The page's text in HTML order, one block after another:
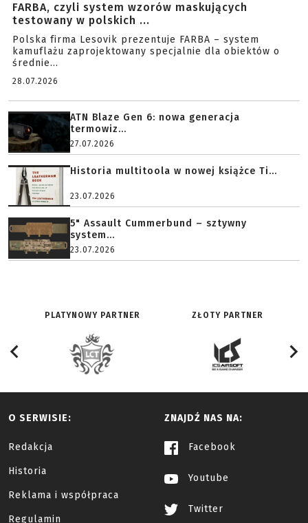
FARBA, czyli system wzorów maskujących
testowany w polskich ...
Polska firma Lesovik prezentuje FARBA – system
kamuflażu zaprojektowany specjalnie dla obiektów o
średnie...
28.07.2026
ATN Blaze Gen 6: nowa generacja
termowiz...
27.07.2026
Historia multitoola w nowej książce Ti...
23.07.2026
5" Assault Cummerbund – sztywny
system...
23.07.2026
PLATYNOWY PARTNER ZŁOTY PARTNER
O SERWISIE:
Redakcja
Historia
Reklama i współpraca
Regulamin
ZNAJDŹ NAS NA:
Facebook
Youtube
Twitter